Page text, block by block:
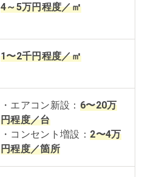
4～5万円程度／㎡
1〜2千円程度／㎡
・エアコン新設： 6〜20万
円程度／台
・コンセント増設：2〜4万
円程度／箇所